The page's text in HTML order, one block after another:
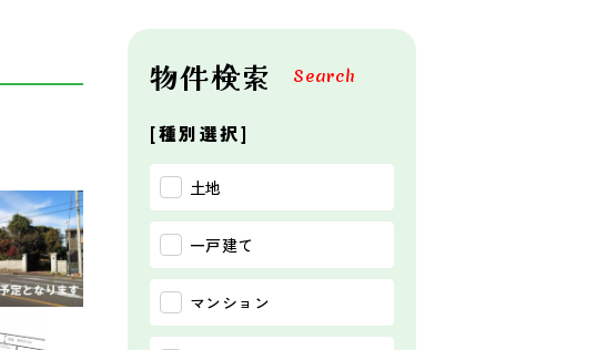
物件検索 Search
[種別選択]
土地
一戸建て
マンション